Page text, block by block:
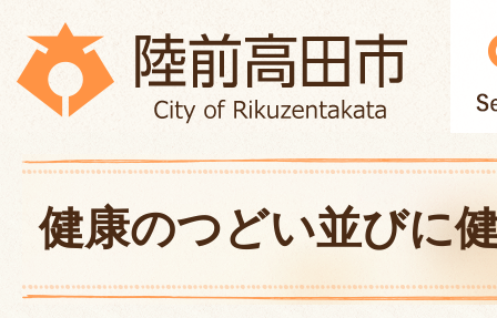
健康のつどい並びに